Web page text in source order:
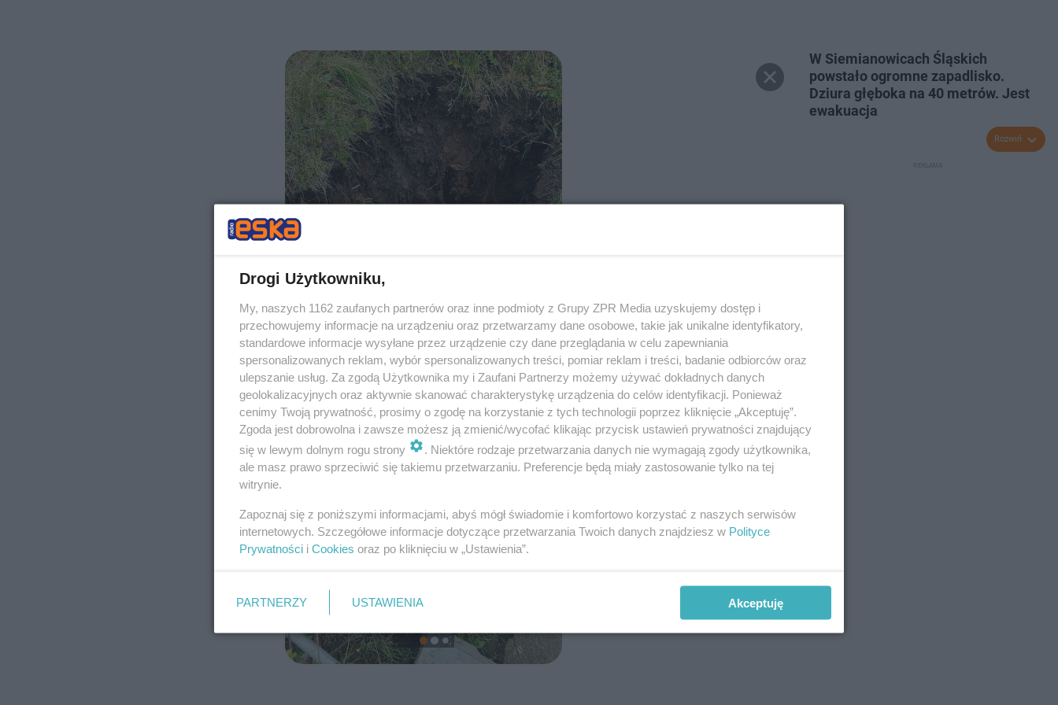
W Siemianowicach Śląskich
powstało ogromne zapadlisko.
Dziura głęboka na 40 metrów. Jest
ewakuacja
Rozwiń
Drogi Użytkowniku,
My, naszych 1162 zaufanych partnerów oraz inne podmioty z Grupy ZPR Media uzyskujemy dostęp i
przechowujemy informacje na urządzeniu oraz przetwarzamy dane osobowe, takie jak unikalne identyfikatory,
standardowe informacje wysyłane przez urządzenie czy dane przeglądania w celu zapewniania
spersonalizowanych reklam, wybór spersonalizowanych treści, pomiar reklam i treści, badanie odbiorców oraz
ulepszanie usług. Za zgodą Użytkownika my i Zaufani Partnerzy możemy używać dokładnych danych
geolokalizacyjnych oraz aktywnie skanować charakterystykę urządzenia do celów identyfikacji. Ponieważ
cenimy Twoją prywatność, prosimy o zgodę na korzystanie z tych technologii poprzez kliknięcie „Akceptuję”.
Zgoda jest dobrowolna i zawsze możesz ją zmienić/wycofać klikając przycisk ustawień prywatności znajdujący
się w lewym dolnym rogu strony
. Niektóre rodzaje przetwarzania danych nie wymagają zgody użytkownika,
ale masz prawo sprzeciwić się takiemu przetwarzaniu. Preferencje będą miały zastosowanie tylko na tej
witrynie.
Zapoznaj się z poniższymi informacjami, abyś mógł świadomie i komfortowo korzystać z naszych serwisów
internetowych. Szczegółowe informacje dotyczące przetwarzania Twoich danych znajdziesz w Polityce
Prywatności i Cookies oraz po kliknięciu w „Ustawienia”.
PARTNERZY USTAWIENIA Akceptuję